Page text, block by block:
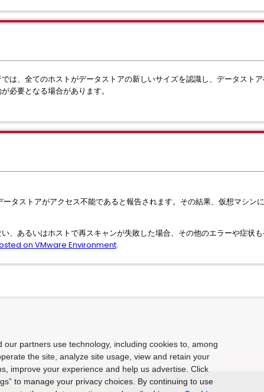
は、全てのホストがデータストアの新しいサイズを認識し、データスト
必要となる場合があります。
ストアがアクセス不能であると報告されます。その結果、仮想マシン
、あるいはホストで再スキャンが失敗した場合、その他のエラーや症状
on VMware Environment.
our partners use technology, including cookies to, among
the site, analyze site usage, view and retain your
improve your experience and help us advertise. Click
to manage your privacy choices. By continuing to use